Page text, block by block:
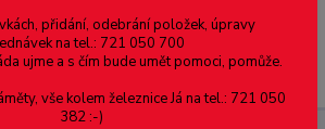
Menu
přidání, odebrání položek, úpravy
na tel.: 721 050 700
ujme a s čím bude umět pomoci, pomůže.
vše kolem železnice Já na tel.: 721 050
382 :-)